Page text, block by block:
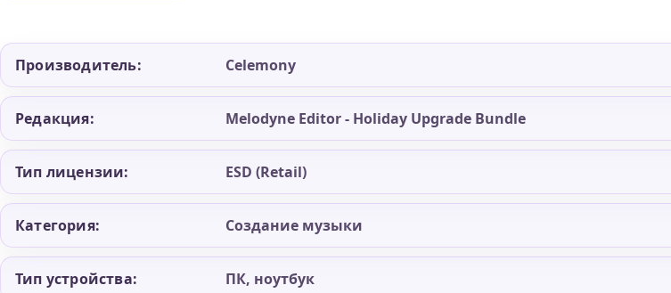
Производитель: Celemony
Редакция: Melodyne Editor - Holiday Upgrade Bundle
Тип лицензии: ESD (Retail)
Категория: Создание музыки
Тип устройства: ПК, ноутбук